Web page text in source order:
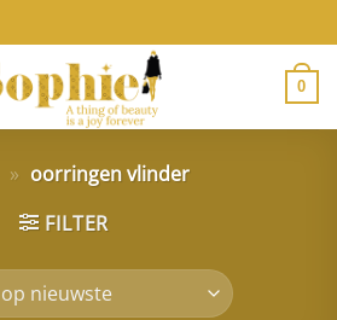
0
» oorringen vlinder
FILTER